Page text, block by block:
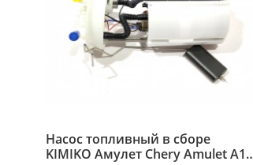
Насос топливный в сборе
KIMIKO Амулет Chery Amulet A15